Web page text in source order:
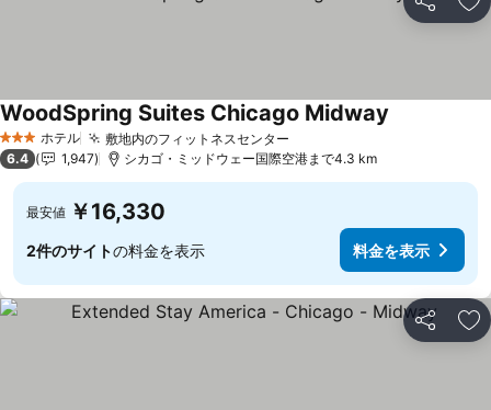
シェア お
3 ホテルのランク
ホテル 敷地内のフィットネスセンター
WoodSpring Suites Chicago Midway
6.4 1,947 シカゴ・ミッドウェー国際空港まで4.3 km
最安値 ￥16,330
2件のサイトの料金を表示 料金を表示
シェア お